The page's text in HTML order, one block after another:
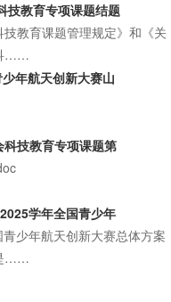
技教育专项课题结题
教育课题管理规定》和《关
……
年航天创新大赛山
技教育专项课题第
学年全国青少年
少年航天创新大赛总体方案
……